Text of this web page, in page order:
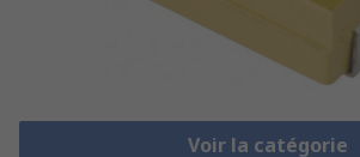
Voir la catégorie